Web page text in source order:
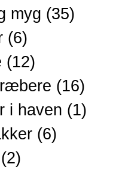
myg (35)
(6)
(12)
(16)
i haven (1)
(6)
(2)